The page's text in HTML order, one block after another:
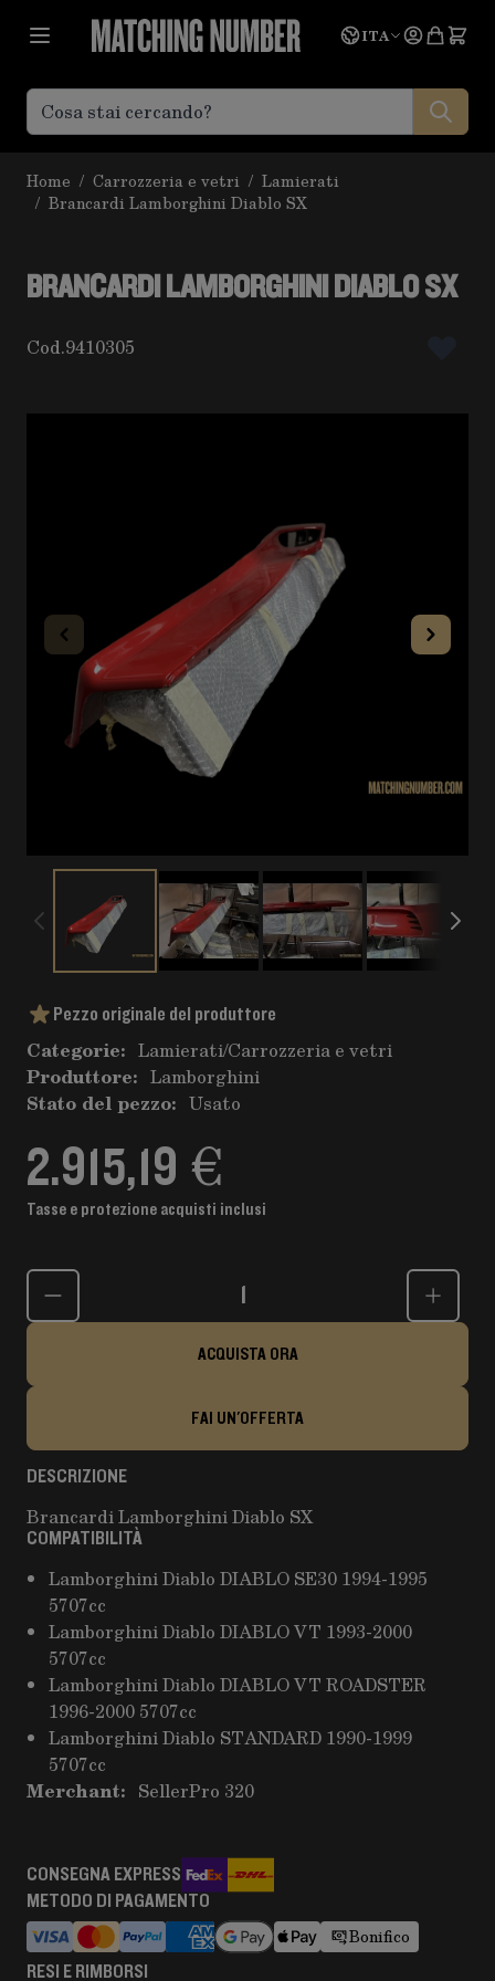
Lingua
ITA
Home / Carrozzeria e vetri / Lamierati
/ Brancardi Lamborghini Diablo SX
BRANCARDI LAMBORGHINI DIABLO SX
Cod.9410305
Pezzo originale del produttore
Categorie: Lamierati/Carrozzeria e vetri
Produttore: Lamborghini
Stato del pezzo: Usato
2.915,19 €
Tasse e protezione acquisti inclusi
Quantità
ACQUISTA ORA
FAI UN'OFFERTA
DESCRIZIONE
Brancardi Lamborghini Diablo SX
COMPATIBILITÀ
Lamborghini Diablo DIABLO SE30 1994-1995
5707cc
Lamborghini Diablo DIABLO VT 1993-2000
5707cc
Lamborghini Diablo DIABLO VT ROADSTER
1996-2000 5707cc
Lamborghini Diablo STANDARD 1990-1999
5707cc
Merchant: SellerPro 320
CONSEGNA EXPRESS
METODO DI PAGAMENTO
Bonifico
RESI E RIMBORSI